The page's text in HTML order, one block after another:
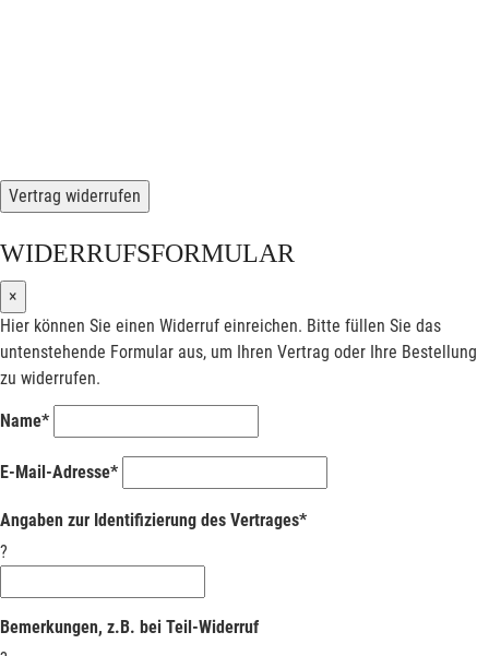
Vertrag widerrufen
WIDERRUFSFORMULAR
×
Hier können Sie einen Widerruf einreichen. Bitte füllen Sie das
untenstehende Formular aus, um Ihren Vertrag oder Ihre Bestellung
zu widerrufen.
Name*
E-Mail-Adresse*
Angaben zur Identifizierung des Vertrages*
?
Bemerkungen, z.B. bei Teil-Widerruf